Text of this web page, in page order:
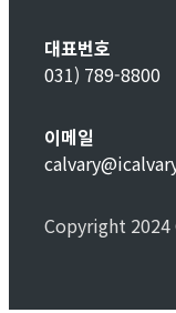
대표번호
031) 789-8800
이메일
Copyright 2024